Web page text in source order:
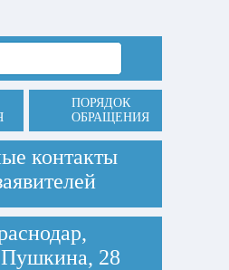
ПОРЯДОК
ОБРАЩЕНИЯ
контакты
28